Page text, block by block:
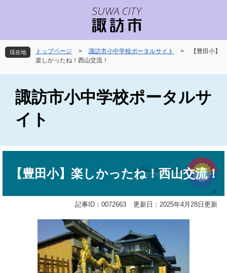
先
頭
を
飛
現在地 トップページ > 諏訪市小中学校ポータルサイト >
【豊田小】
楽しかったね！西山交流！
諏訪市小中学校ポータルサ
イト
【豊田小】楽しかったね！西山交流！
記事ID：0072663 更新日：2025年4月28日更新